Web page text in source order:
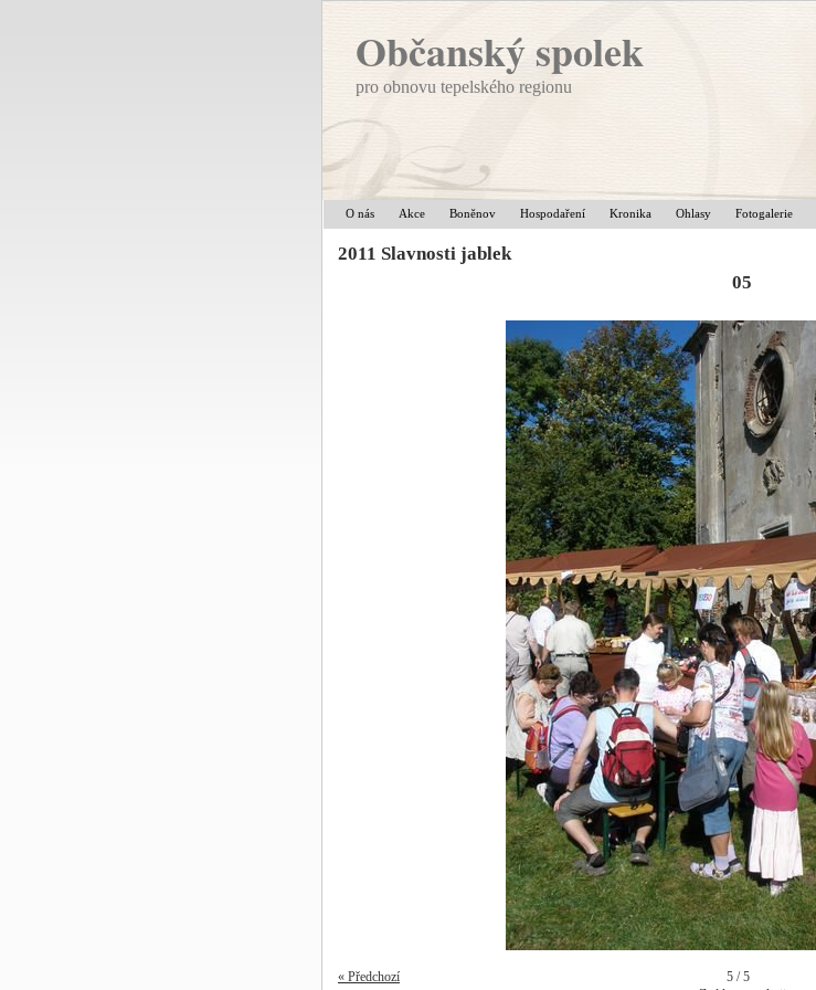
Občanský spolek
pro obnovu tepelského regionu
O nás Akce Boněnov Hospodaření Kronika Ohlasy Fotogalerie
2011 Slavnosti jablek
05
« Předchozí
5 / 5